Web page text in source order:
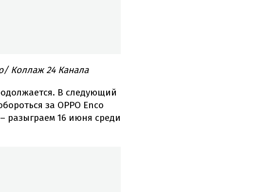
Коллаж 24 Канала
В следующий
за OPPO Enco
разыграем 16 июня среди